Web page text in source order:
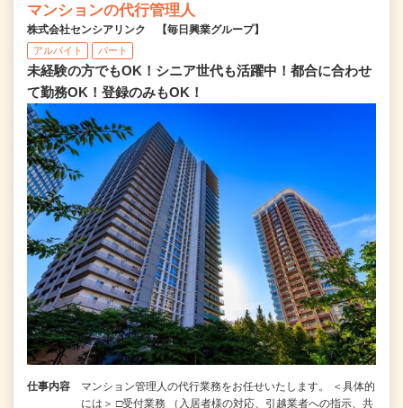
マンションの代行管理人
株式会社センシアリンク 【毎日興業グループ】
アルバイト パート
未経験の方でもOK！シニア世代も活躍中！都合に合わせ
て勤務OK！登録のみもOK！
仕事内容
マンション管理人の代行業務をお任せいたします。 ＜具体的
には＞ □受付業務 （入居者様の対応、引越業者への指示、共